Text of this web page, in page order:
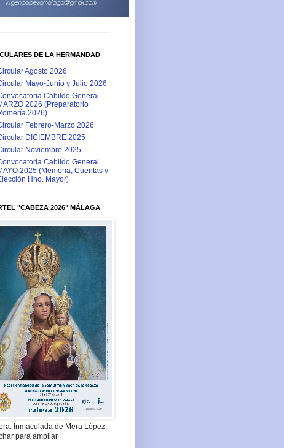
DE LA HERMANDAD
Agosto 2026
Mayo-Junio y Julio 2026
Cabildo General
2026 (Preparatorio
2026)
Febrero-Marzo 2026
DICIEMBRE 2025
Noviembre 2025
Cabildo General
2025 (Memoria, Cuentas y
Hno. Mayor)
"CABEZA 2026" MÁLAGA
Inmaculada de Mera López.
para ampliar